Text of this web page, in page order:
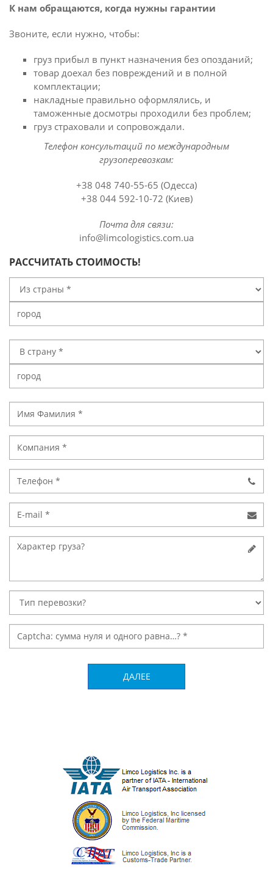
К нам обращаются, когда нужны гарантии
Звоните, если нужно, чтобы:
груз прибыл в пункт назначения без опозданий;
товар доехал без повреждений и в полной
комплектации;
накладные правильно оформлялись, и
таможенные досмотры проходили без проблем;
груз страховали и сопровождали.
Телефон консультаций по международным
грузоперевозкам:
+38 048 740-55-65 (Одесса)
+38 044 592-10-72 (Киев)
Почта для связи:
info@limcologistics.com.ua
РАССЧИТАТЬ СТОИМОСТЬ!
ДАЛЕЕ